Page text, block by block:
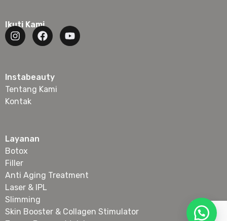
Ikuti Kami
Instabeauty
Tentang Kami
Kontak
Layanan
Botox
Filler
Anti Aging Treatment
Laser & IPL
Slimming
Skin Booster & Collagen Stimulator